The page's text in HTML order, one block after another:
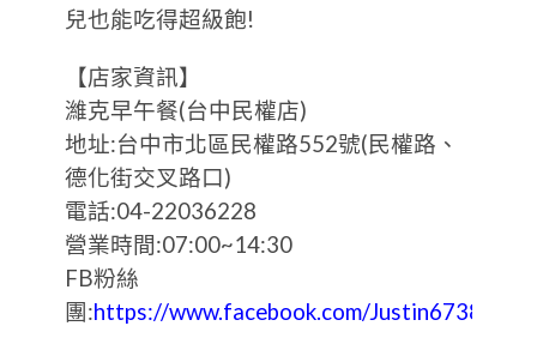
兒也能吃得超級飽!
【店家資訊】
濰克早午餐(台中民權店)
地址:台中市北區民權路552號(民權路、
德化街交叉路口)
電話:04-22036228
營業時間:07:00~14:30
FB粉絲
團:https://www.facebook.com/Justin6738/